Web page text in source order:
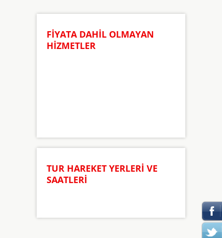
FİYATA DAHİL OLMAYAN
HİZMETLER
TUR HAREKET YERLERİ VE
SAATLERİ